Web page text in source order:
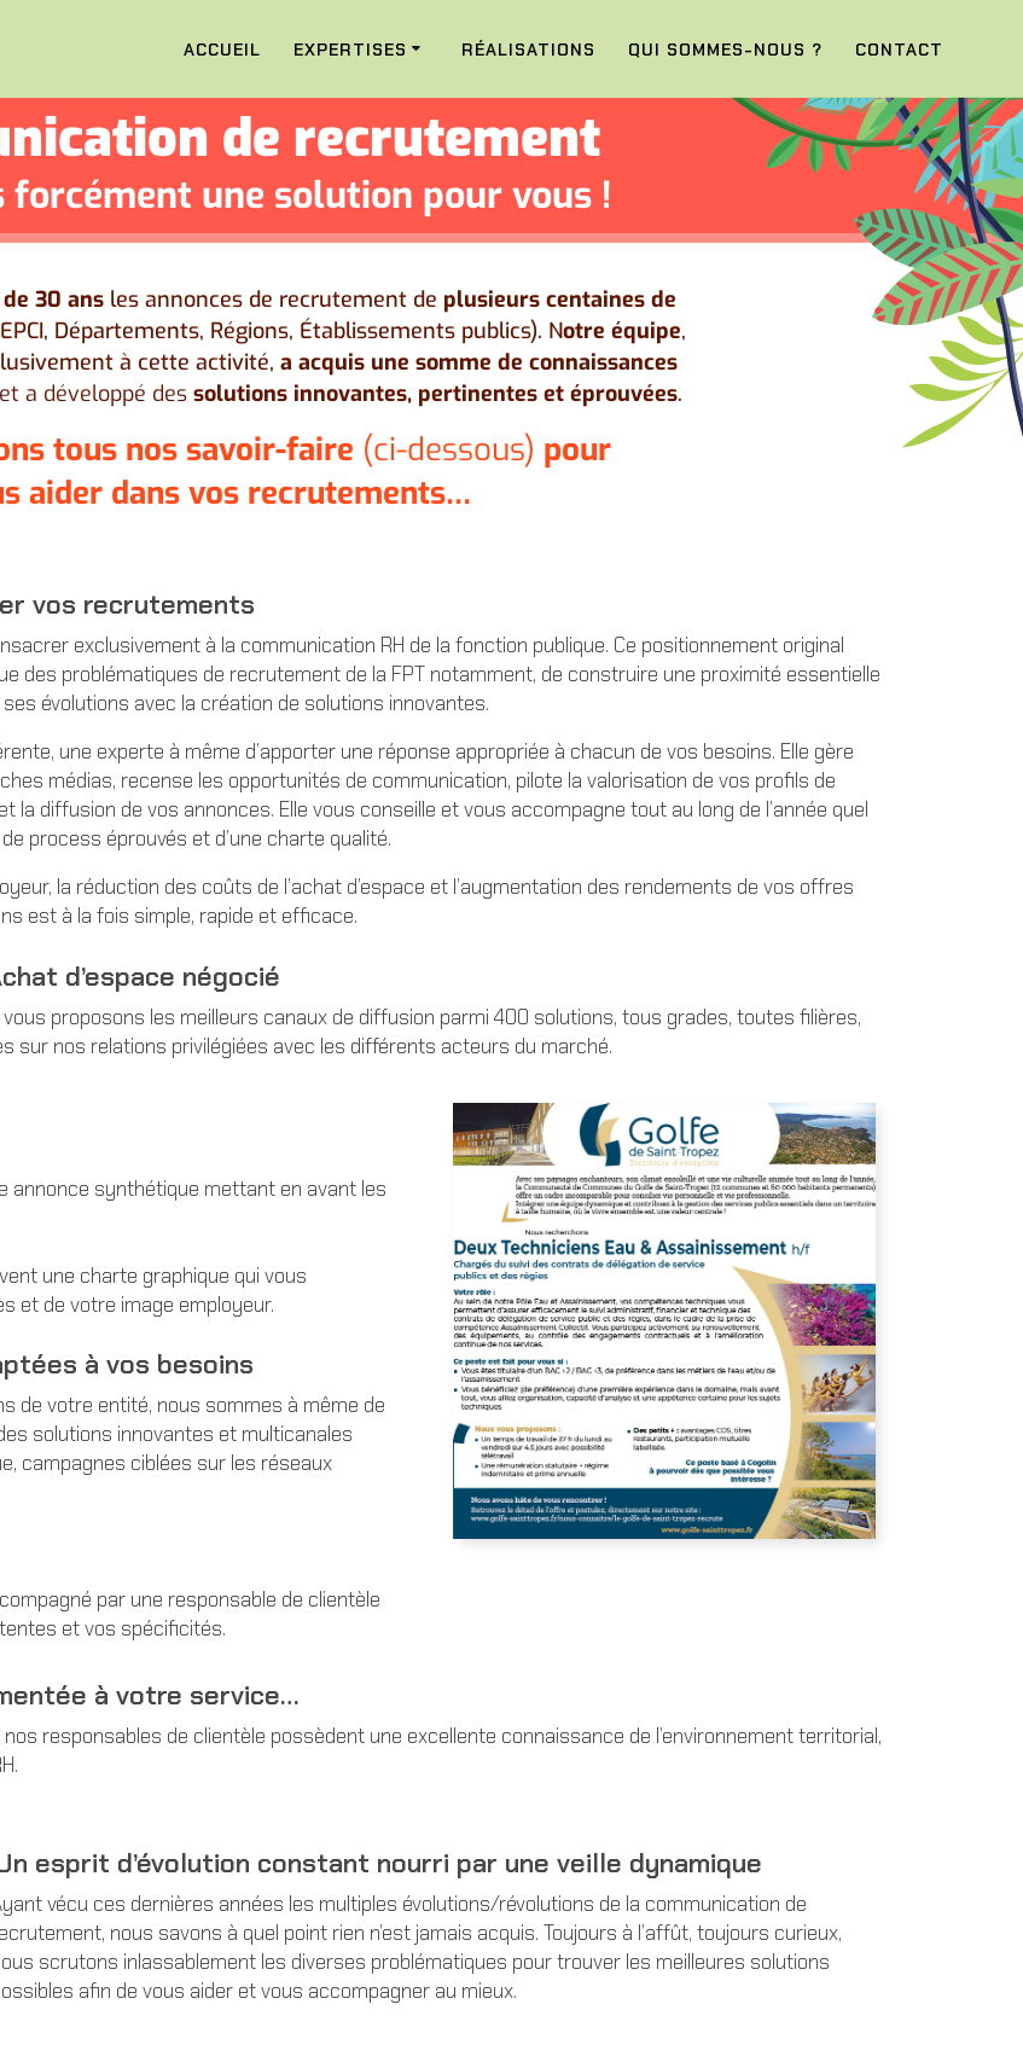
ACCUEIL EXPERTISES RÉALISATIONS QUI SOMMES-NOUS ? CONTACT
de recrutement
forcément une solution pour vous !
30 ans les annonces de recrutement de plusieurs centaines de
Départements, Régions, Établissements publics). Notre équipe,
à cette activité, a acquis une somme de connaissances
et a développé dessolutions innovantes, pertinentes et éprouvées.
tous nos savoir-faire (ci-dessous) pour
aider dans vos recrutements…
vos recrutements
exclusivement à la communication RH de la fonction publique. Ce positionnement original
des problématiques de recrutement de la FPT notamment, de construire une proximité essentielle
évolutions avec la création de solutions innovantes.
une experte à même d’apporter une réponse appropriée à chacun de vos besoins. Elle gère
médias, recense les opportunités de communication, pilote la valorisation de vos profils de
diffusion de vos annonces. Elle vous conseille et vous accompagne tout au long de l’année quel
process éprouvés et d’une charte qualité.
la réduction des coûts de l’achat d’espace et l’augmentation des rendements de vos offres
est à la fois simple, rapide et efficace.
d’espace négocié
proposons les meilleurs canaux de diffusion parmi 400 solutions, tous grades, toutes filières,
sur nos relations privilégiées avec les différents acteurs du marché.
annonce synthétique mettant en avant les
une charte graphique qui vous
et de votre image employeur.
à vos besoins
de votre entité, nous sommes à même de
solutions innovantes et multicanales
campagnes ciblées sur les réseaux
par une responsable de clientèle
et vos spécificités.
à votre service…
nos responsables de clientèle possèdent une excellente connaissance de l’environnement territorial,
esprit d’évolution constant nourri par une veille dynamique
vécu ces dernières années les multiples évolutions/révolutions de la communication de
nous savons à quel point rien n’est jamais acquis. Toujours à l’affût, toujours curieux,
scrutons inlassablement les diverses problématiques pour trouver les meilleures solutions
afin de vous aider et vous accompagner au mieux.